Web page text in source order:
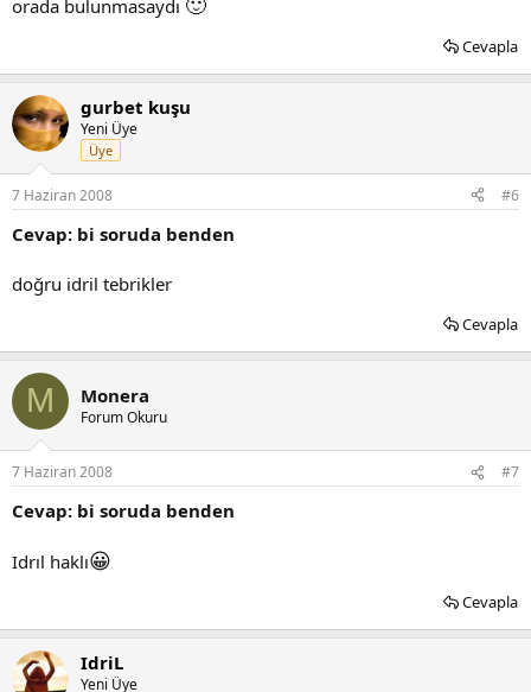
orada bulunmasaydı
Cevapla
gurbet kuşu
Yeni Üye
Üye
7 Haziran 2008 #6
Cevap: bi soruda benden
doğru idril tebrikler
Cevapla
M Monera
Forum Okuru
7 Haziran 2008 #7
Cevap: bi soruda benden
Idrıl haklı😀
Cevapla
IdriL
Yeni Üye